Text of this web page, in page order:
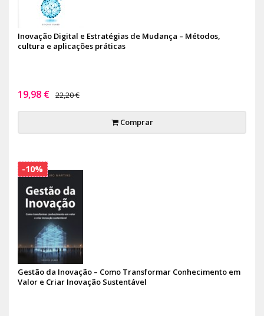
Inovação Digital e Estratégias de Mudança – Métodos,
cultura e aplicações práticas
19,98 € 22,20 €
Comprar
Gestão da Inovação – Como Transformar Conhecimento em
Valor e Criar Inovação Sustentável
-10%